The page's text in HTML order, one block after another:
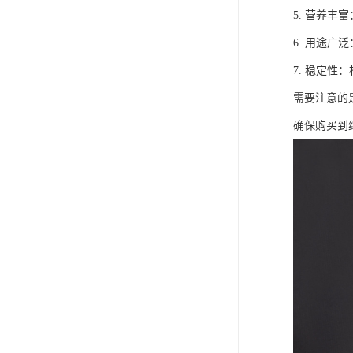
5. 营养丰富
6. 用途广泛
7. 稳定性
需要注意的
确保购买到